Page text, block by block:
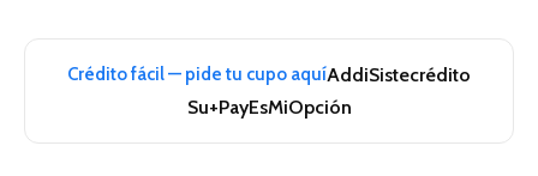
Crédito fácil — pide tu cupo aquíAddiSistecrédito
Su+PayEsMiOpción